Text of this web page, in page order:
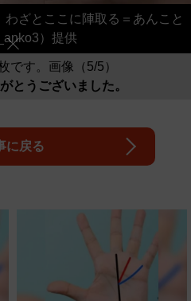
ざとここに陣取る＝あんこと
）提供
です。画像（5/5）
とうございました。
に戻る